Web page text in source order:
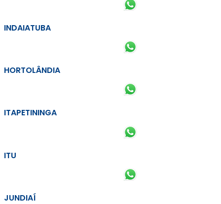
INDAIATUBA
HORTOLÂNDIA
ITAPETININGA
ITU
JUNDIAÍ